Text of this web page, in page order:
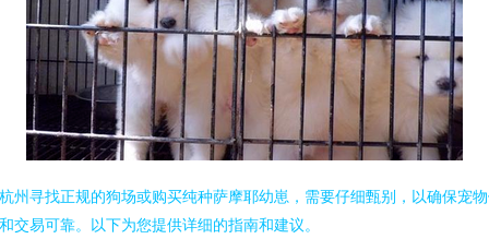
州寻找正规的狗场或购买纯种萨摩耶幼崽，需要仔细甄别，以确保宠
交易可靠。以下为您提供详细的指南和建议。